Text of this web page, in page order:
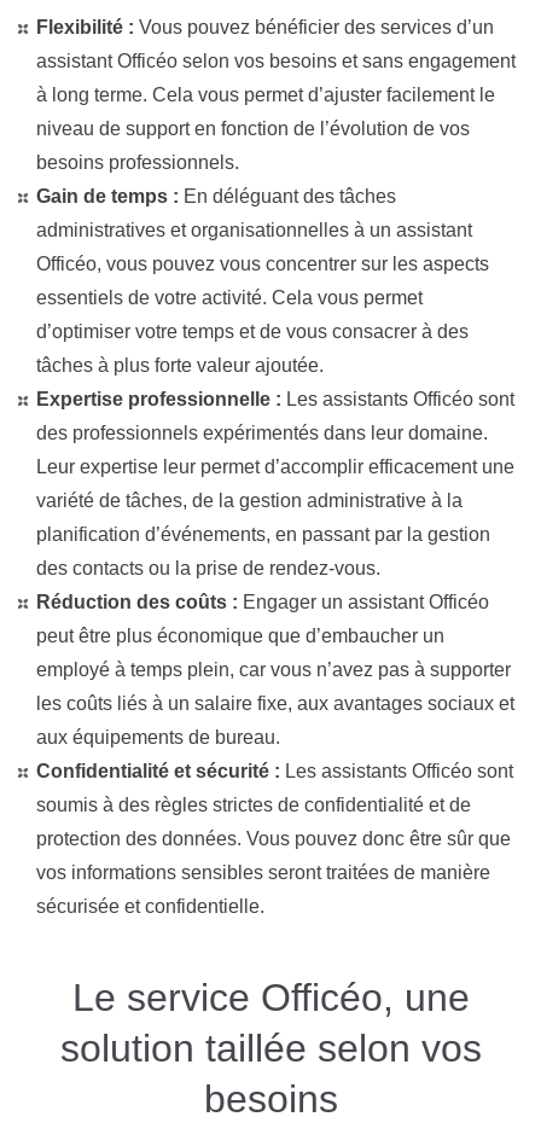
Flexibilité : Vous pouvez bénéficier des services d’un
assistant Officéo selon vos besoins et sans engagement
à long terme. Cela vous permet d’ajuster facilement le
niveau de support en fonction de l’évolution de vos
besoins professionnels.
Gain de temps : En déléguant des tâches
administratives et organisationnelles à un assistant
Officéo, vous pouvez vous concentrer sur les aspects
essentiels de votre activité. Cela vous permet
d’optimiser votre temps et de vous consacrer à des
tâches à plus forte valeur ajoutée.
Expertise professionnelle : Les assistants Officéo sont
des professionnels expérimentés dans leur domaine.
Leur expertise leur permet d’accomplir efficacement une
variété de tâches, de la gestion administrative à la
planification d’événements, en passant par la gestion
des contacts ou la prise de rendez-vous.
Réduction des coûts : Engager un assistant Officéo
peut être plus économique que d’embaucher un
employé à temps plein, car vous n’avez pas à supporter
les coûts liés à un salaire fixe, aux avantages sociaux et
aux équipements de bureau.
Confidentialité et sécurité : Les assistants Officéo sont
soumis à des règles strictes de confidentialité et de
protection des données. Vous pouvez donc être sûr que
vos informations sensibles seront traitées de manière
sécurisée et confidentielle.
Le service Officéo, une
solution taillée selon vos
besoins